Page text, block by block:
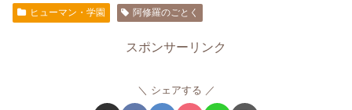
ヒューマン・学園 阿修羅のごとく
スポンサーリンク
シェアする